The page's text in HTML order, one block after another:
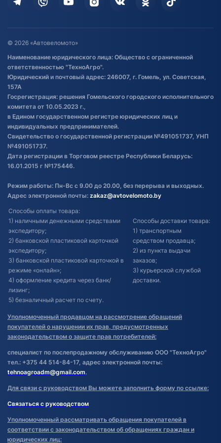
Дополнительные услуги
Оставить отзыв
Договор публичной оферты
Обработка файлов cookie
Постановка транспорта на учет
Обновления в ЭПТС 2024
© 2026 «Автовеломото»
Наименование юридического лица: Общество с ограниченной
ответственностью "ТехноАгро".
Юридический и почтовый адрес: 246007, г. Гомель, ул. Советская,
157А
Госрегистрация: решения Гомельского городского исполнительного
комитета от 10.05.2023 г.,
в Едином государственном регистре юридических лиц и
индивидуальных предпринимателей.
Свидетельство о государственной регистрации №491051737, УНП
№491051737.
Дата регистрации в Торговом реестре Республики Беларусь:
16.01.2015 г №175446.
Режим работы: Пн-Вс с 9.00 до 20.00, без перерыва и выходных.
Адрес электронной почты: zakaz@avtovelomoto.by
Способы оплаты товара:
1) наличными денежными средствами
экспедитору;
2) банковской пластиковой карточкой
экспедитору;
3) банковской пластиковой карточкой в
режиме «онлайн»;
4) оформление кредита через банк/
лизинг;
5) безналичный расчет по счету.
Способы доставки товара:
1) транспортным
средством продавца;
2) из пункта выдачи
заказов;
3) курьерской службой
доставки.
Уполномоченный продавцом на рассмотрение обращений
покупателей о нарушении их прав, предусмотренных
законодательством о защите прав потребителей:
специалист по послепродажному обслуживанию ООО "ТехноАгро"
тел.: +375 44 514-84-17, адрес электронной почты:
tehnoagroadm@gmail.com.
Для связи с руководством Вы можете заполнить форму по ссылке:
Связаться с руководством
Уполномоченный рассматривать обращения покупателей в
соответствии с законодательством об обращениях граждан и
юридических лиц: